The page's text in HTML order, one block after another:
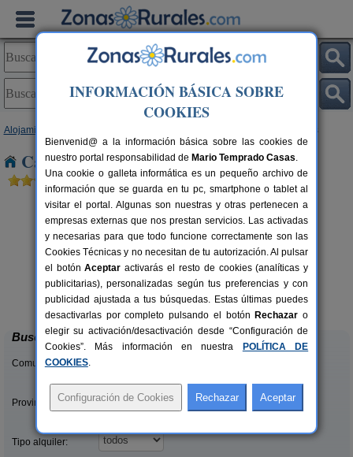
Alojamientos > Puerto de Lajas
Casas Rurales cerca de Puerto de Lajas
2+1 pers.
desde25 €
La Rosa del Taro
Puerto del Rosario (Fuerteventura)
Buscar
Comunidades:
Provincias/Islas:
Tipo alquiler:
INFORMACIÓN BÁSICA SOBRE
COOKIES
Bienvenid@ a la información básica sobre las cookies de
nuestro portal responsabilidad de Mario Temprado Casas.
Una cookie o galleta informática es un pequeño archivo de
información que se guarda en tu pc, smartphone o tablet al
visitar el portal. Algunas son nuestras y otras pertenecen a
empresas externas que nos prestan servicios. Las activadas
y necesarias para que todo funcione correctamente son las
Cookies Técnicas y no necesitan de tu autorización. Al pulsar
el botónAceptar activarás el resto de cookies (analíticas y
publicitarias), personalizadas según tus preferencias y con
publicidad ajustada a tus búsquedas. Estas últimas puedes
desactivarlas por completo pulsando el botón Rechazar o
elegir su activación/desactivación desde “Configuración de
Cookies”. Más información en nuestra
POLÍTICA DE
COOKIES.